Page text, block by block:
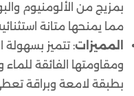
بمزيج من الألومنيوم
مما يمنحها متانة
المميزات: تتميز بسهولة
ومقاومتها الفائقة
بطبقة لامعة وبراقة